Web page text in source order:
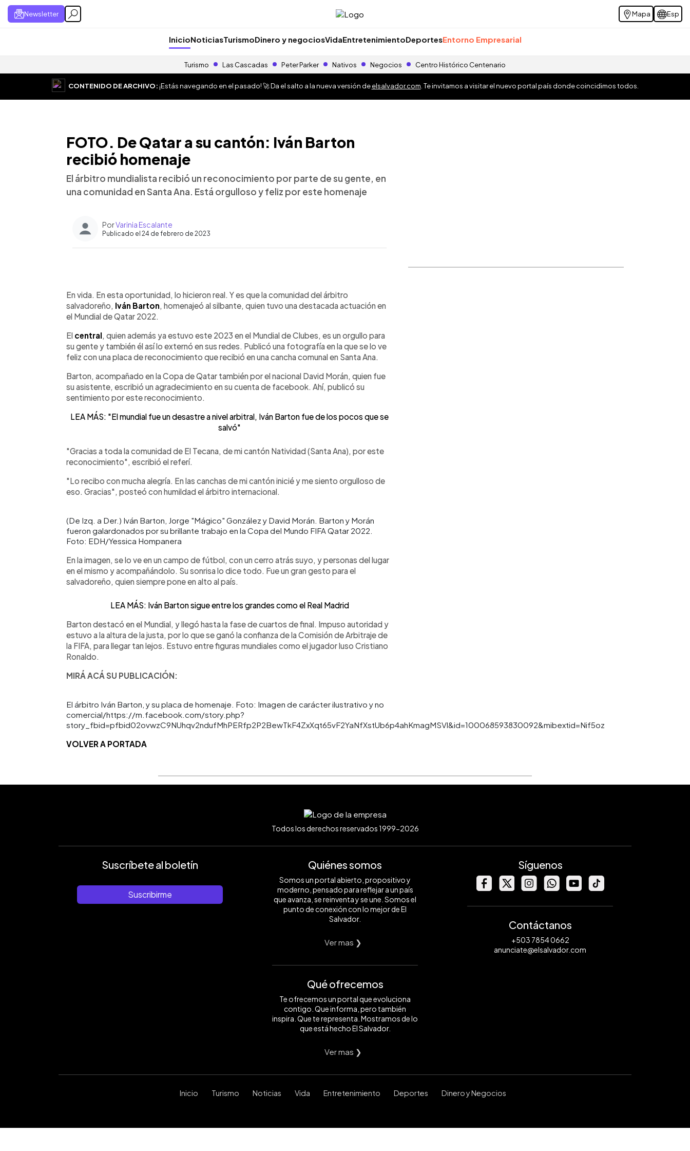
Newsletter Mapa Esp
InicioNoticiasTurismoDinero y negociosVidaEntretenimientoDeportesEntorno Empresarial
Turismo Las Cascadas Peter Parker Nativos Negocios Centro Histórico Centenario
CONTENIDO DE ARCHIVO:¡Estás navegando en el pasado! 🚀 Da el salto a la nueva versión deelsalvador.com . Te invitamos a visitar el nuevo portal país donde coincidimos todos.
FOTO. De Qatar a su cantón: Iván Barton
recibió homenaje
El árbitro mundialista recibió un reconocimiento por parte de su gente, en
una comunidad en Santa Ana. Está orgulloso y feliz por este homenaje
PorVarinia Escalante
Publicado el 24 de febrero de 2023
► Escuchar artículo
En vida. En esta oportunidad, lo hicieron real. Y es que la comunidad del árbitro
salvadoreño, Iván Barton, homenajeó al silbante, quien tuvo una destacada actuación en
el Mundial de Qatar 2022.
El central, quien además ya estuvo este 2023 en el Mundial de Clubes, es un orgullo para
su gente y también él así lo externó en sus redes. Publicó una fotografía en la que se lo ve
feliz con una placa de reconocimiento que recibió en una cancha comunal en Santa Ana.
Barton, acompañado en la Copa de Qatar también por el nacional David Morán, quien fue
su asistente, escribió un agradecimiento en su cuenta de facebook. Ahí, publicó su
sentimiento por este reconocimiento.
LEA MÁS: "El mundial fue un desastre a nivel arbitral, Iván Barton fue de los pocos que se
salvó"
"Gracias a toda la comunidad de El Tecana, de mi cantón Natividad (Santa Ana), por este
reconocimiento", escribió el referí.
"Lo recibo con mucha alegría. En las canchas de mi cantón inicié y me siento orgulloso de
eso. Gracias", posteó con humildad el árbitro internacional.
(De Izq. a Der.) Iván Barton, Jorge "Mágico" González y David Morán. Barton y Morán
fueron galardonados por su brillante trabajo en la Copa del Mundo FIFA Qatar 2022.
Foto: EDH/Yessica Hompanera
En la imagen, se lo ve en un campo de fútbol, con un cerro atrás suyo, y personas del lugar
en el mismo y acompañándolo. Su sonrisa lo dice todo. Fue un gran gesto para el
salvadoreño, quien siempre pone en alto al país.
LEA MÁS: Iván Barton sigue entre los grandes como el Real Madrid
Barton destacó en el Mundial, y llegó hasta la fase de cuartos de final. Impuso autoridad y
estuvo a la altura de la justa, por lo que se ganó la confianza de la Comisión de Arbitraje de
la FIFA, para llegar tan lejos. Estuvo entre figuras mundiales como el jugador luso Cristiano
Ronaldo.
MIRÁ ACÁ SU PUBLICACIÓN:
El árbitro Iván Barton, y su placa de homenaje. Foto: Imagen de carácter ilustrativo y no
comercial/https://m.facebook.com/story.php?
story_fbid=pfbid02ovwzC9NUhqv2ndufMhPERfp2P2BewTkF4ZxXqt65vF2YaNfXstUb6p4ahKmagMSVl&id=100068593830092&mibextid=Nif5oz
VOLVER A PORTADA
Todos los derechos reservados 1999-2026
Suscríbete al boletín
Suscribirme
Quiénes somos
Somos un portal abierto, propositivo y
moderno, pensado para reflejar a un país
que avanza, se reinventa y se une. Somos el
punto de conexión con lo mejor de El
Salvador.
Ver mas ❯
Qué ofrecemos
Te ofrecemos un portal que evoluciona
contigo. Que informa, pero también
inspira. Que te representa. Mostramos de lo
que está hecho El Salvador.
Ver mas ❯
Síguenos
Contáctanos
+503 7854 0662
anunciate@elsalvador.com
Inicio Turismo Noticias Vida Entretenimiento Deportes Dinero y Negocios